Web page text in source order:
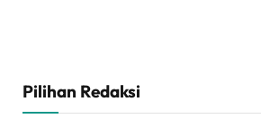
Pilihan Redaksi